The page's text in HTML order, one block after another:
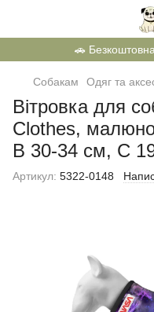
🚗
Собакам Одяг та
Вітровка для
Clothes,
В 30-34 см, С
Артикул: 5322-0148